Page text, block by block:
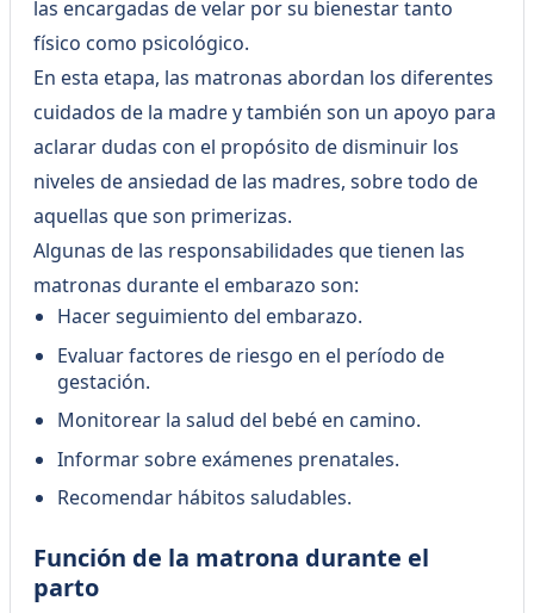
las encargadas de velar por su bienestar tanto
físico como psicológico.
En esta etapa, las matronas abordan los diferentes
cuidados de la madre y también son un apoyo para
aclarar dudas con el propósito de disminuir los
niveles de ansiedad de las madres, sobre todo de
aquellas que son primerizas.
Algunas de las responsabilidades que tienen las
matronas durante el embarazo son:
Hacer seguimiento del embarazo.
Evaluar factores de riesgo en el período de
gestación.
Monitorear la salud del bebé en camino.
Informar sobre exámenes prenatales.
Recomendar hábitos saludables.
Función de la matrona durante el
parto